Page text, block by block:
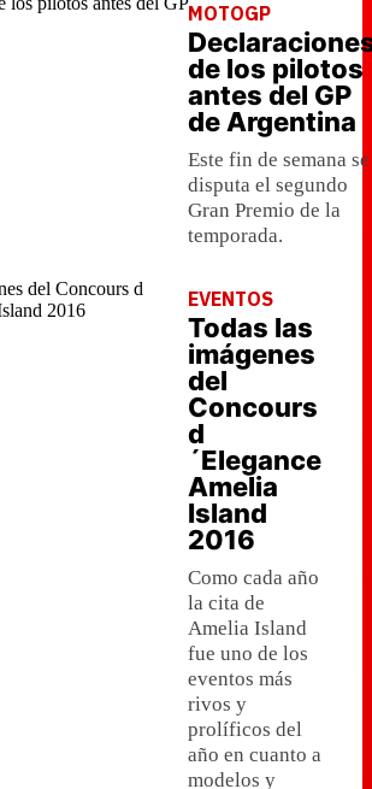
MOTOGP
de los pilotos
antes del GP
de Argentina
Este fin de semana se
disputa el segundo
Gran Premio de la
temporada.
EVENTOS
Todas las
imágenes
del
Concours
d
´Elegance
Amelia
Island
2016
Como cada año
la cita de
Amelia Island
fue uno de los
eventos más
rivos y
prolíficos del
año en cuanto a
modelos y